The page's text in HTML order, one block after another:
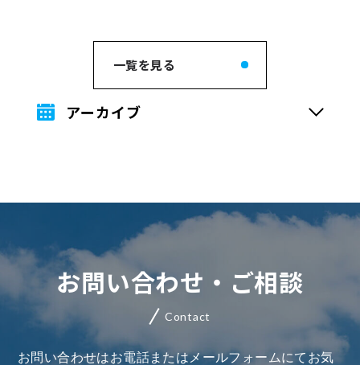
一覧を見る
アーカイブ
お問い合わせはお電話またはメールフォームにてお気
Contact
お問い合わせ・ご相談